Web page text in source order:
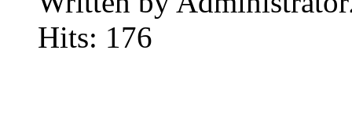
Hits: 176